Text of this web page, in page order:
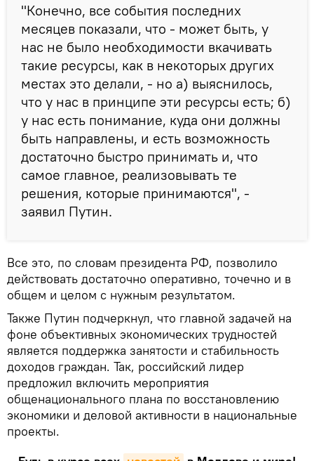
"Конечно, все события последних
месяцев показали, что - может быть, у
нас не было необходимости вкачивать
такие ресурсы, как в некоторых других
местах это делали, - но а) выяснилось,
что у нас в принципе эти ресурсы есть; б)
у нас есть понимание, куда они должны
быть направлены, и есть возможность
достаточно быстро принимать и, что
самое главное, реализовывать те
решения, которые принимаются", -
заявил Путин.
Все это, по словам президента РФ, позволило
действовать достаточно оперативно, точечно и в
общем и целом с нужным результатом.
Также Путин подчеркнул, что главной задачей на
фоне объективных экономических трудностей
является поддержка занятости и стабильность
доходов граждан. Так, российский лидер
предложил включить мероприятия
общенационального плана по восстановлению
экономики и деловой активности в национальные
проекты.